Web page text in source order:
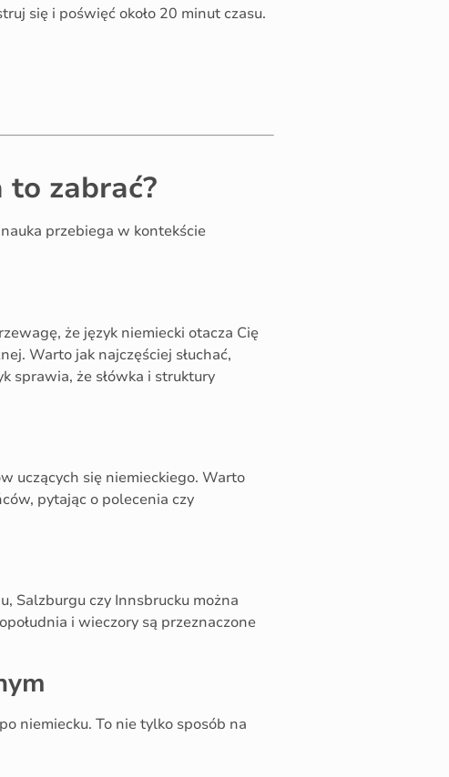
się i poświęć około 20 minut czasu.
to zabrać?
przebiega w kontekście
że język niemiecki otacza Cię
Warto jak najczęściej słuchać,
sprawia, że słówka i struktury
uczących się niemieckiego. Warto
pytając o polecenia czy
Salzburgu czy Innsbrucku można
i wieczory są przeznaczone
niemiecku. To nie tylko sposób na